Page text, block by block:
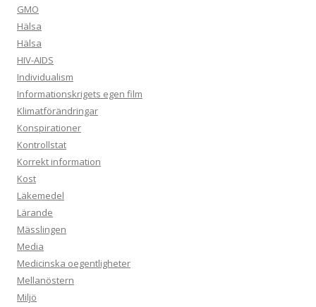
GMO
Hälsa
Hälsa
HIV-AIDS
Individualism
Informationskrigets egen film
Klimatförändringar
Konspirationer
Kontrollstat
Korrekt information
Kost
Läkemedel
Lärande
Mässlingen
Media
Medicinska oegentligheter
Mellanöstern
Miljö